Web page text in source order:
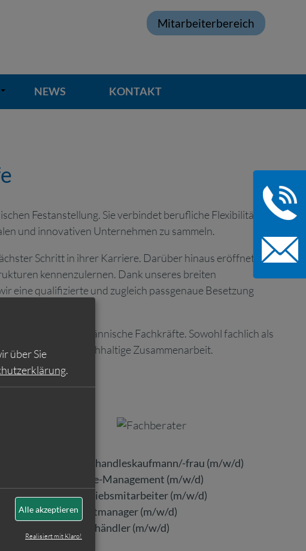
Mitarbeiterbereich
NEWS KONTAKT
Festanstellung. Sie verbindet berufliche Flexibilität mit
und innovativen Unternehmen zu sammeln.
Schritt in ihrer Karriere. Darüber hinaus eröffnet sie
kennenzulernen. Dank unseres breiten
eine qualifizierte und zugleich passgenaue Besetzung
kaufmännische Fachkräfte. Sowohl fachlich als
und eine nachhaltige Zusammenarbeit.
Großhandleskaufmann/-frau (m/w/d)
Office-Management (m/w/d)
Vertriebsmitarbeiter (m/w/d)
Eventmanager (m/w/d)
Buchhändler (m/w/d)
über Sie
.
Alle akzeptieren
Realisiert mit Klaro!